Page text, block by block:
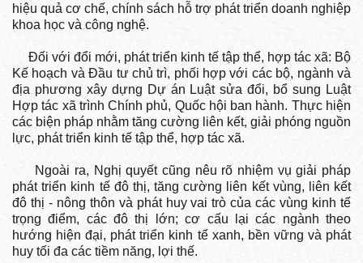
hiệu quả cơ chế, chính sách hỗ trợ phát triển doanh nghiệp
khoa học và công nghệ.
Đối với đổi mới, phát triển kinh tế tập thể, hợp tác xã: Bộ
Kế hoạch và Đầu tư chủ trì, phối hợp với các bộ, ngành và
địa phương xây dựng Dự án Luật sửa đổi, bổ sung Luật
Hợp tác xã trình Chính phủ, Quốc hội ban hành. Thực hiện
các biện pháp nhằm tăng cường liên kết, giải phóng nguồn
lực, phát triển kinh tế tập thể, hợp tác xã.
Ngoài ra, Nghị quyết cũng nêu rõ nhiệm vụ giải pháp
phát triển kinh tế đô thị, tăng cường liên kết vùng, liên kết
đô thị - nông thôn và phát huy vai trò của các vùng kinh tế
trọng điểm, các đô thị lớn; cơ cấu lại các ngành theo
hướng hiện đại, phát triển kinh tế xanh, bền vững và phát
huy tối đa các tiềm năng, lợi thế.